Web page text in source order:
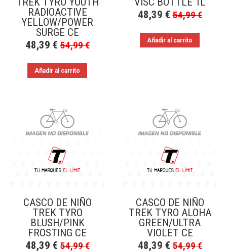
RADIOACTIVE
YELLOW/POWER
SURGE CE
48,39 € 54,99€
Añadir al carrito
48,39 € 54,99€
Añadir al carrito
CASCO DE NIÑO
TREK TYRO
BLUSH/PINK
FROSTING CE
48,39 € 54,99€
CASCO DE NIÑO
TREK TYRO ALOHA
GREEN/ULTRA
VIOLET CE
48,39 € 54,99€